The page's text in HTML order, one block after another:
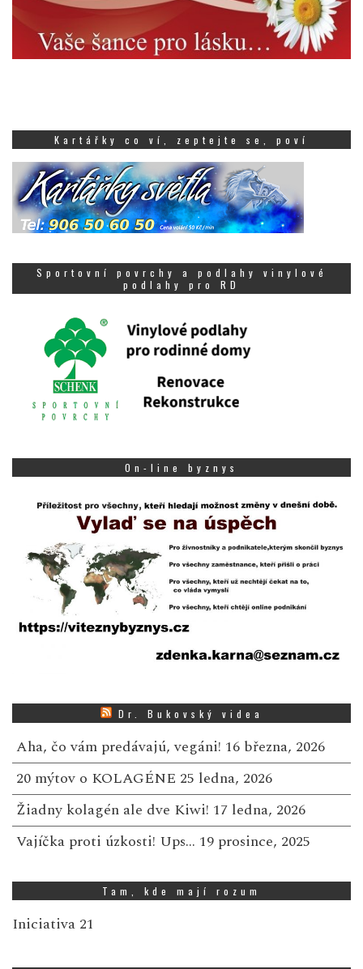
Kartářky co ví, zeptejte se, poví
Sportovní povrchy a podlahy vinylové
podlahy pro RD
On-line byznys
Dr. Bukovský videa
Aha, čo vám predávajú, vegáni! 16 března, 2026
20 mýtov o KOLAGÉNE 25 ledna, 2026
Žiadny kolagén ale dve Kiwi! 17 ledna, 2026
Vajíčka proti úzkosti! Ups… 19 prosince, 2025
Tam, kde mají rozum
Iniciativa 21